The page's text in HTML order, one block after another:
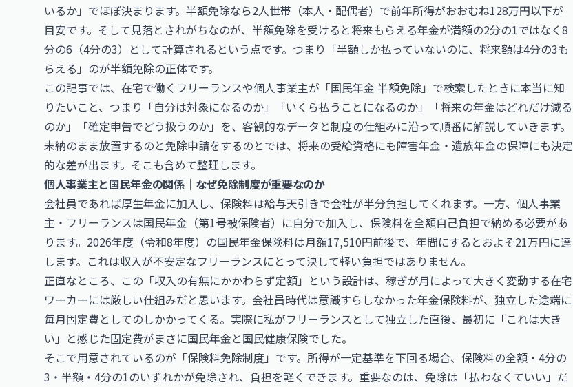
いるか」でほぼ決まります。半額免除なら2人世帯（本人・配偶者）で前年所得がおおむね128万円以下が
目安です。そして見落とされがちなのが、半額免除を受けると将来もらえる年金が満額の2分の1ではなく8
分の6（4分の3）として計算されるという点です。つまり「半額しか払っていないのに、将来額は4分の3も
らえる」のが半額免除の正体です。
この記事では、在宅で働くフリーランスや個人事業主が「国民年金 半額免除」で検索したときに本当に知
りたいこと、つまり「自分は対象になるのか」「いくら払うことになるのか」「将来の年金はどれだけ減る
のか」「確定申告でどう扱うのか」を、客観的なデータと制度の仕組みに沿って順番に解説していきます。
未納のまま放置するのと免除申請をするのとでは、将来の受給資格にも障害年金・遺族年金の保障にも決定
的な差が出ます。そこも含めて整理します。
個人事業主と国民年金の関係｜なぜ免除制度が重要なのか
会社員であれば厚生年金に加入し、保険料は給与天引きで会社が半分負担してくれます。一方、個人事業
主・フリーランスは国民年金（第1号被保険者）に自分で加入し、保険料を全額自己負担で納める必要があ
ります。2026年度（令和8年度）の国民年金保険料は月額17,510円前後で、年間にするとおよそ21万円に達
します。これは収入が不安定なフリーランスにとって決して軽い負担ではありません。
正直なところ、この「収入の有無にかかわらず定額」という設計は、稼ぎが月によって大きく変動する在宅
ワーカーには厳しい仕組みだと思います。会社員時代は意識すらしなかった年金保険料が、独立した途端に
毎月固定費としてのしかかってくる。実際に私がフリーランスとして独立した直後、最初に「これは大き
い」と感じた固定費がまさに国民年金と国民健康保険でした。
そこで用意されているのが「保険料免除制度」です。所得が一定基準を下回る場合、保険料の全額・4分の
3・半額・4分の1のいずれかが免除され、負担を軽くできます。重要なのは、免除は「払わなくていい」だ